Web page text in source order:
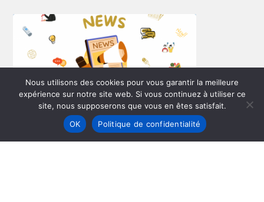
Séminaire sur le bien-être à
l’école
Nous utilisons des cookies pour vous garantir la meilleure
expérience sur notre site web. Si vous continuez à utiliser ce
site, nous supposerons que vous en êtes satisfait.
OK
Politique de confidentialité